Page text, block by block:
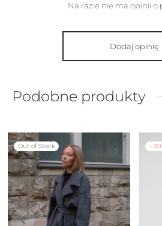
Na razie nie ma opinii o
Dodaj opinię
Podobne produkty
Out of Stock - 30